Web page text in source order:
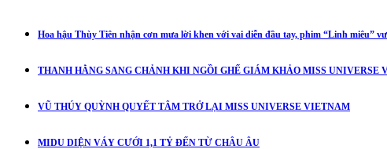
Hoa hậu Thùy Tiên nhận cơn mưa lời khen với vai diễn đầu tay, phim “Linh miêu”
THANH HẰNG SANG CHẢNH KHI NGỒI GHẾ GIÁM KHẢO MISS UNIVERSE
VŨ THÚY QUỲNH QUYẾT TÂM TRỞ LẠI MISS UNIVERSE VIETNAM
MIDU DIỆN VÁY CƯỚI 1,1 TỶ ĐẾN TỪ CHÂU ÂU